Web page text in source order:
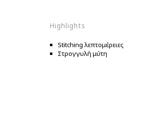
Highlights
Stitching λεπτομέρειες
Στρογγυλή μύτη